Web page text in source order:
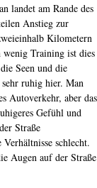
landet am Rande des
Anstieg zur
Kilometern
Training ist dies
Seen und die
ruhig hier. Man
Autoverkehr, aber das
Gefühl und
Straße
schlecht.
Augen auf der Straße